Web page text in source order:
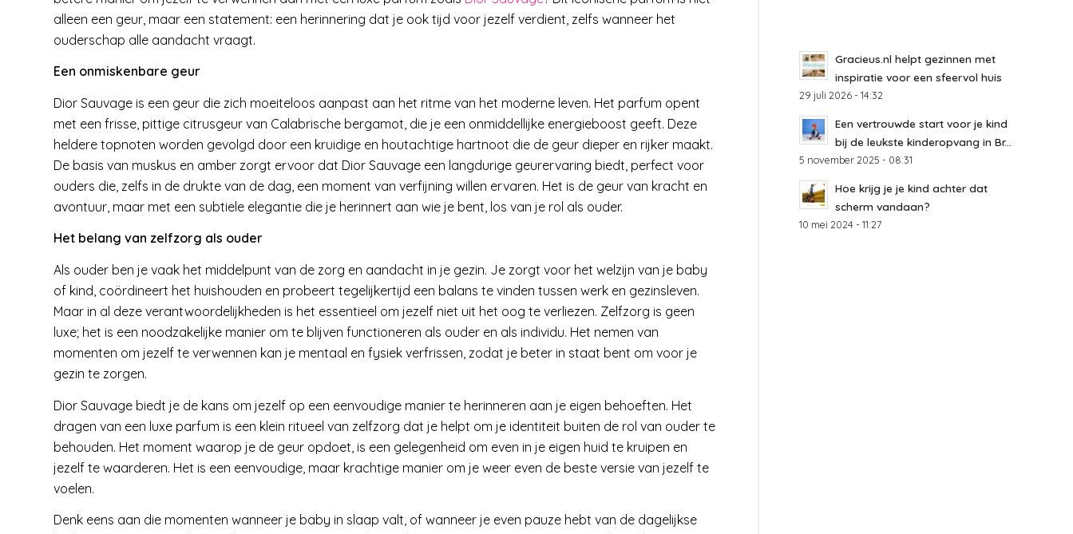
alleen een geur, maar een statement: een herinnering dat je ook tijd voor jezelf verdient, zelfs wanneer het
ouderschap alle aandacht vraagt.
Een onmiskenbare geur
Dior Sauvage is een geur die zich moeiteloos aanpast aan het ritme van het moderne leven. Het parfum opent
met een frisse, pittige citrusgeur van Calabrische bergamot, die je een onmiddellijke energieboost geeft. Deze
heldere topnoten worden gevolgd door een kruidige en houtachtige hartnoot die de geur dieper en rijker maakt.
De basis van muskus en amber zorgt ervoor dat Dior Sauvage een langdurige geurervaring biedt, perfect voor
ouders die, zelfs in de drukte van de dag, een moment van verfijning willen ervaren. Het is de geur van kracht en
avontuur, maar met een subtiele elegantie die je herinnert aan wie je bent, los van je rol als ouder.
Het belang van zelfzorg als ouder
Als ouder ben je vaak het middelpunt van de zorg en aandacht in je gezin. Je zorgt voor het welzijn van je baby
of kind, coördineert het huishouden en probeert tegelijkertijd een balans te vinden tussen werk en gezinsleven.
Maar in al deze verantwoordelijkheden is het essentieel om jezelf niet uit het oog te verliezen. Zelfzorg is geen
luxe; het is een noodzakelijke manier om te blijven functioneren als ouder en als individu. Het nemen van
momenten om jezelf te verwennen kan je mentaal en fysiek verfrissen, zodat je beter in staat bent om voor je
gezin te zorgen.
Dior Sauvage biedt je de kans om jezelf op een eenvoudige manier te herinneren aan je eigen behoeften. Het
dragen van een luxe parfum is een klein ritueel van zelfzorg dat je helpt om je identiteit buiten de rol van ouder te
behouden. Het moment waarop je de geur opdoet, is een gelegenheid om even in je eigen huid te kruipen en
jezelf te waarderen. Het is een eenvoudige, maar krachtige manier om je weer even de beste versie van jezelf te
voelen.
Denk eens aan die momenten wanneer je baby in slaap valt, of wanneer je even pauze hebt van de dagelijkse
Gracieus.nl helpt gezinnen met
inspiratie voor een sfeervol huis
29 juli 2026 - 14:32
Een vertrouwde start voor je kind
bij de leukste kinderopvang in Br...
5 november 2025 - 08:31
Hoe krijg je je kind achter dat
scherm vandaan?
10 mei 2024 - 11:27